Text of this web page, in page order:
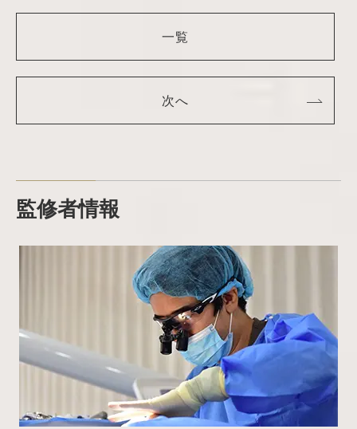
一覧
次へ
監修者情報